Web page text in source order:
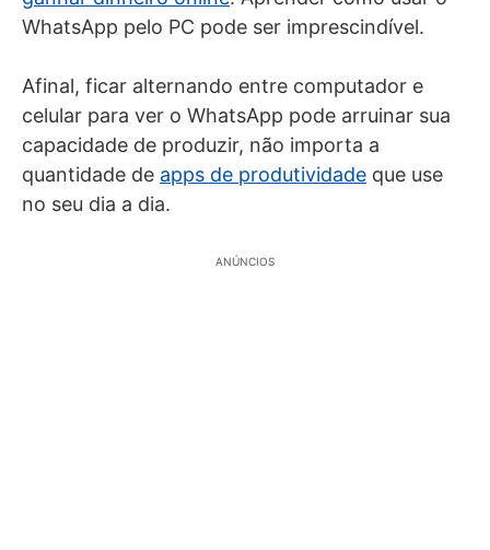
WhatsApp pelo PC pode ser imprescindível.
Afinal, ficar alternando entre computador e
celular para ver o WhatsApp pode arruinar sua
capacidade de produzir, não importa a
quantidade de apps de produtividade que use
no seu dia a dia.
ANÚNCIOS